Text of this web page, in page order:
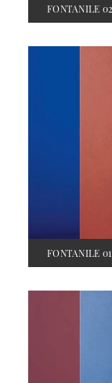
FONTANILE 02
FONTANILE 01